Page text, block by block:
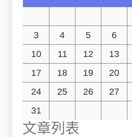
3
4 5 6
10
11 12 13
17
18 19 20
24
25 26 27
31
文章列表